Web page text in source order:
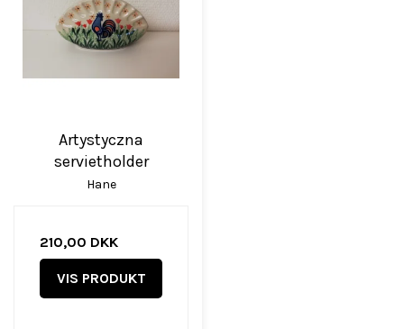
Artystyczna
servietholder
Hane
210,00 DKK
VIS PRODUKT